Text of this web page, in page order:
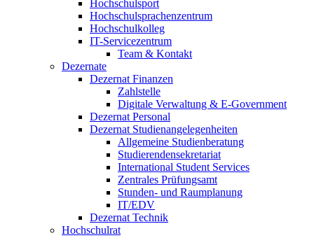
Hochschulsport
Hochschulsprachenzentrum
Hochschulkolleg
IT-Servicezentrum
Team & Kontakt
Dezernate
Dezernat Finanzen
Zahlstelle
Digitale Verwaltung & E-Government
Dezernat Personal
Dezernat Studienangelegenheiten
Allgemeine Studienberatung
Studierendensekretariat
International Student Services
Zentrales Prüfungsamt
Stunden- und Raumplanung
IT/EDV
Dezernat Technik
Hochschulrat